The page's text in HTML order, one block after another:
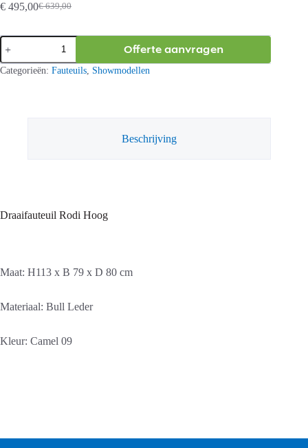
€639,00
Oorspronkelijke
was:
€ 639,00.
€ 495,00Huidige
is:
€ 495,00.
Draaifauteuil
Rodi
Hoog
SHOWMODEL
Offerte aanvragen
Categorieën: Fauteuils Showmodellen
Beschrijving
Draaifauteuil Rodi Hoog
Maat: H113 x B 79 x D 80 cm
Materiaal: Bull Leder
Kleur: Camel 09